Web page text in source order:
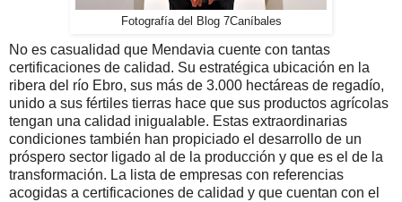
Fotografía del Blog 7Caníbales
No es casualidad que Mendavia cuente con tantas
certificaciones de calidad. Su estratégica ubicación en la
ribera del río Ebro, sus más de 3.000 hectáreas de regadío,
unido a sus fértiles tierras hace que sus productos agrícolas
tengan una calidad inigualable. Estas extraordinarias
condiciones también han propiciado el desarrollo de un
próspero sector ligado al de la producción y que es el de la
transformación. La lista de empresas con referencias
acogidas a certificaciones de calidad y que cuentan con el